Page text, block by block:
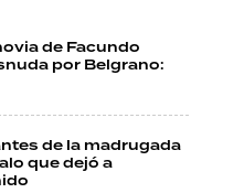
de Facundo
por Belgrano:
de la madrugada
que dejó a